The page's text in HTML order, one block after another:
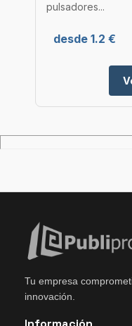
pulsadores...
desde 1.2 €
Tu empresa
innovación.